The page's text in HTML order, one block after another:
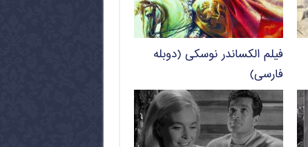
فیلم الکساندر نوسکی (دوبله
فارسی)